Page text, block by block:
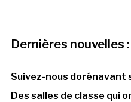
Dernières nouvelles :
Suivez-nous dorénavant
Des salles de classe qui